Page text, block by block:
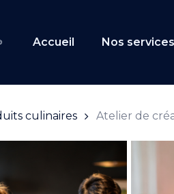
Accueil Nos services
culinaires Atelier de